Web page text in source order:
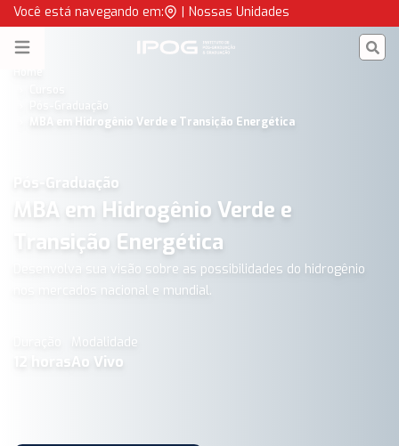
Você está navegando em: | Nossas Unidades
Open menu IPOG
Pós-Graduação
MBA em Hidrogênio Verde e Transição Energética
Pós-Graduação
MBA em Hidrogênio Verde e
Transição Energética
Desenvolva sua visão sobre as possibilidades do hidrogênio
nos mercados nacional e mundial.
horas
Modalidade
Ao Vivo
MBA em Hidrogênio Verde e Transição Energética | IPOG